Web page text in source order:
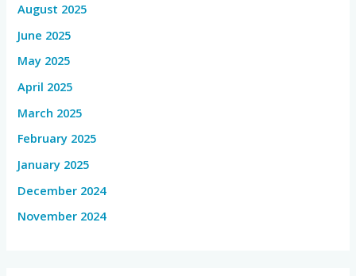
August 2025
June 2025
May 2025
April 2025
March 2025
February 2025
January 2025
December 2024
November 2024